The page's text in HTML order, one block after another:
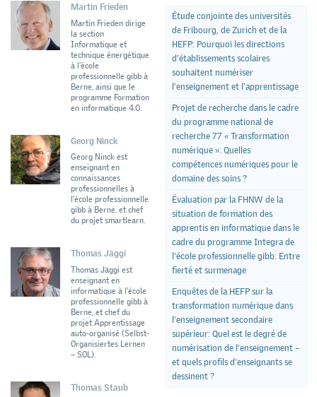
Martin Frieden
Martin Frieden dirige
la section
Informatique et
technique énergétique
à l’école
professionnelle gibb à
Berne, ainsi que le
programme Formation
en informatique 4.0.
Georg Ninck
Georg Ninck est
enseignant en
connaissances
professionnelles à
l’école professionnelle
gibb à Berne, et chef
du projet smartlearn.
Thomas Jäggi
Thomas Jäggi est
enseignant en
informatique à l’école
professionnelle gibb à
Berne, et chef du
projet Apprentissage
auto-organisé (Selbst-
Organisiertes Lernen
– SOL).
Thomas Staub
Étude conjointe des universités
de Fribourg, de Zurich et de la
HEFP: Pourquoi les directions
d’établissements scolaires
souhaitent numériser
l’enseignement et l’apprentissage
Projet de recherche dans le cadre
du programme national de
recherche 77 « Transformation
numérique »: Quelles
compétences numériques pour le
domaine des soins ?
Évaluation par la FHNW de la
situation de formation des
apprentis en informatique dans le
cadre du programme Integra de
l'école professionnelle gibb: Entre
fierté et surmenage
Enquêtes de la HEFP sur la
transformation numérique dans
l'enseignement secondaire
supérieur: Quel est le degré de
numérisation de l’enseignement –
et quels profils d’enseignants se
dessinent ?